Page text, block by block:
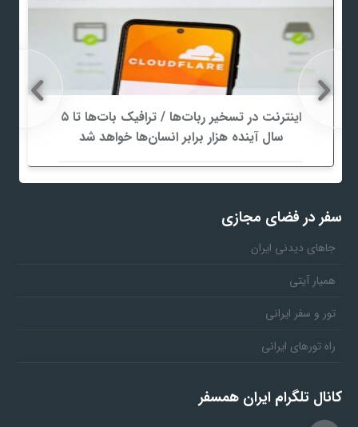
اینترنت در تسخیر ربات‌ها / ترافیک بات‌ها تا ۵
سال آینده هزار برابر انسان‌ها خواهد شد
سفر در فضای مجازی
جاهای دیدنی ایران
همیار آیتی
تور و سفر ایرانی
راه تورهای ایرانی
کانال تلگرام ایران همسفر